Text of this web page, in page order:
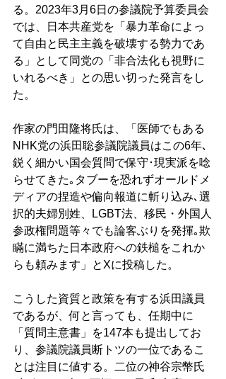
る。2023年3月6日の参議院予算委員会
では、日本共産党を「暴力革命によっ
て自由と民主主義を破壊する勢力であ
る」として同党の「非合法化も視野に
いれるべき」との思い切った発言をし
た。
作家の門田隆将氏は、「医師でもある
NHK党の浜田聡参議院議員はこの6年､
鋭く細かい国会質問で保守･現実派を唸
らせてきた｡タブーを恐れずオールドメ
ディアの捏造や偏向報道に斬り込み､選
択的夫婦別姓、LGBT法、移民・外国人
参政権問題等々でも論客ぶりを発揮｡欺
瞞に満ちた日本政府への鉄槌をこれか
らも頼みます」とXに投稿した。
こうした資質と政策を有する浜田議員
であるが、何と言っても、任期中に
「質問主意書」を147本も提出してお
り、参議院議員断トツの一位であるこ
とは注目に値する。二位の神谷宗幣氏